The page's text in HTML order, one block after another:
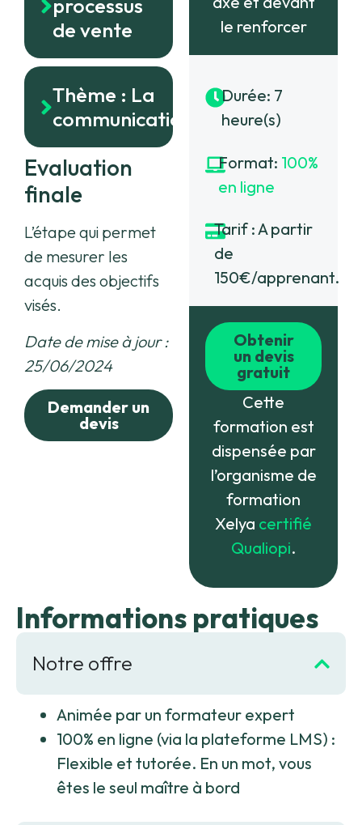
processus
de vente
Thème : La
communication
Evaluation
finale
L’étape qui permet
de mesurer les
acquis des objectifs
visés.
Date de mise à jour :
25/06/2024
Demander un
devis
le renforcer
Durée: 7
heure(s)
Format: 100%
en ligne
Tarif : A partir
de
150€/apprenant.
Obtenir
un devis
gratuit
Cette
formation est
dispensée par
l’organisme de
formation
Xelya certifié
Qualiopi.
Informations pratiques
Notre offre
Animée par un formateur expert
100% en ligne (via la plateforme LMS) :
Flexible et tutorée. En un mot, vous
êtes le seul maître à bord